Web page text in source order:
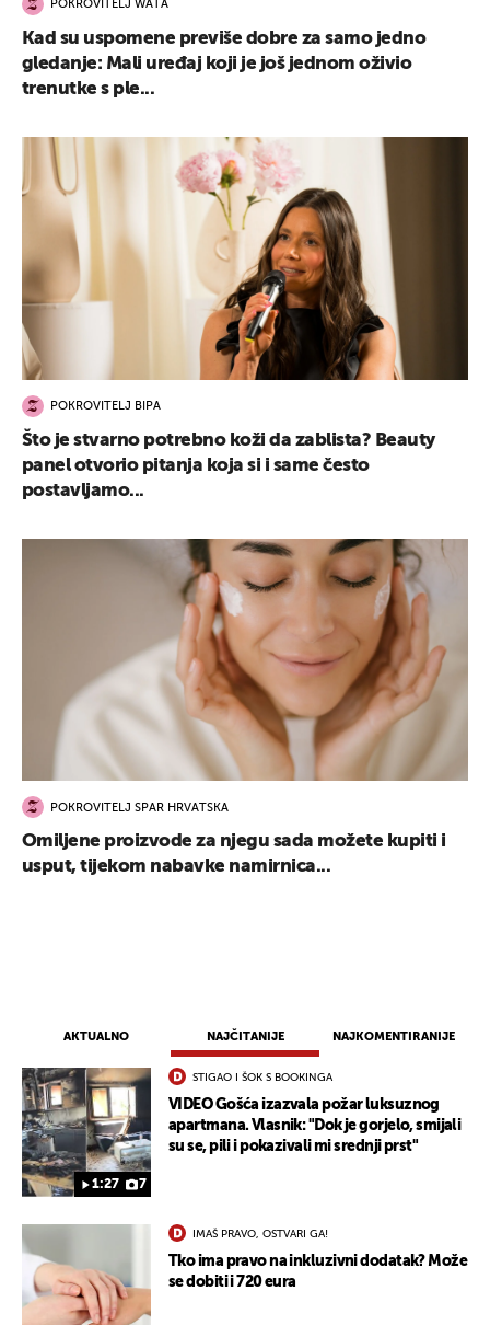
AKTUALNO NAJČITANIJE NAJKOMENTIRANIJE
1:27 7
STIGAO I ŠOK S BOOKINGA
VIDEO Gošća izazvala požar luksuznog
apartmana. Vlasnik: "Dok je gorjelo, smijali
su se, pili i pokazivali mi srednji prst"
IMAŠ PRAVO, OSTVARI GA!
Tko ima pravo na inkluzivni dodatak? Može
se dobiti i 720 eura
POKROVITELJ WATA
Kad su uspomene previše dobre za samo jedno
gledanje: Mali uređaj koji je još jednom oživio
trenutke s ple...
POKROVITELJ BIPA
Što je stvarno potrebno koži da zablista? Beauty
panel otvorio pitanja koja si i same često
postavljamo...
POKROVITELJ SPAR HRVATSKA
Omiljene proizvode za njegu sada možete kupiti i
usput, tijekom nabavke namirnica...